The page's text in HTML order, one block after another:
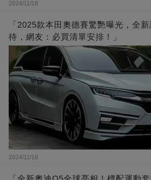
2024/11/18
「2025款本田奧德賽驚艷曝光，全
待，網友：必買清單安排！」
2024/11/18